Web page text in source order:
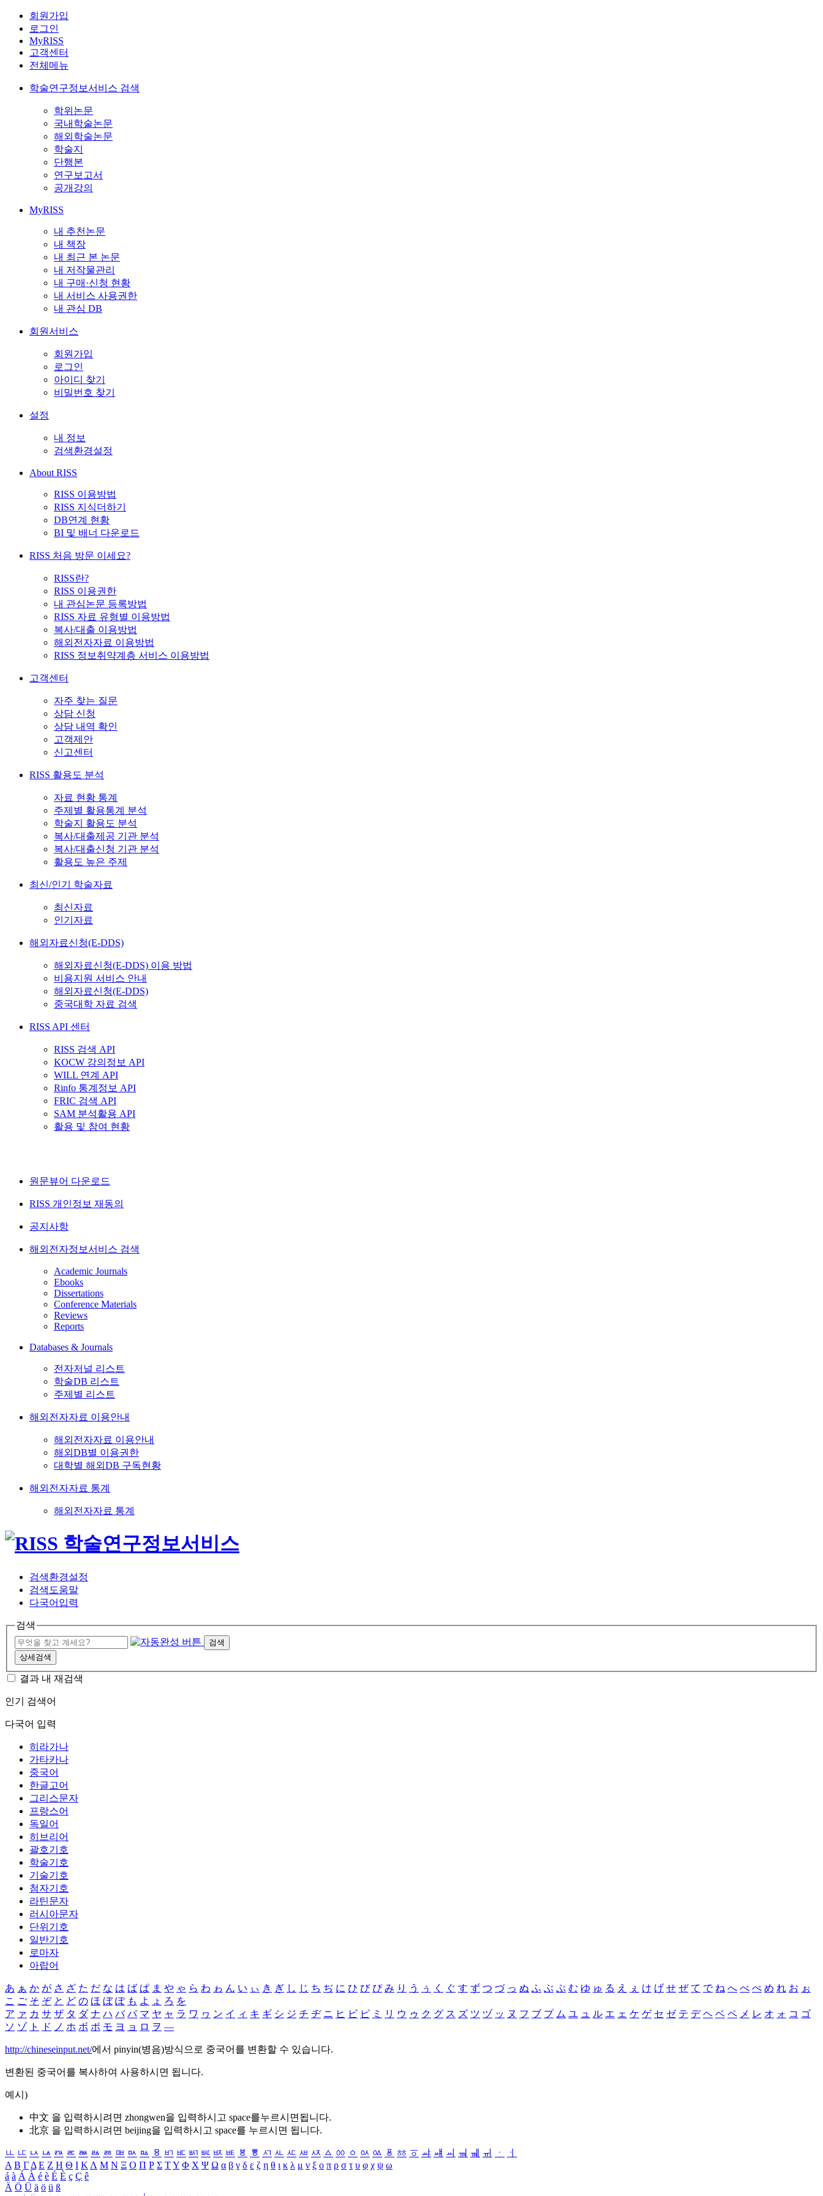
회원가입
로그인
MyRISS
고객센터
전체메뉴
학술연구정보서비스 검색
학위논문
국내학술논문
해외학술논문
학술지
단행본
연구보고서
공개강의
MyRISS
내 추천논문
내 책장
내 최근 본 논문
내 저작물관리
내 구매·신청 현황
내 서비스 사용권한
내 관심 DB
회원서비스
회원가입
로그인
아이디 찾기
비밀번호 찾기
설정
내 정보
검색환경설정
About RISS
RISS 이용방법
RISS 지식더하기
DB연계 현황
BI 및 배너 다운로드
RISS 처음 방문 이세요?
RISS란?
RISS 이용권한
내 관심논문 등록방법
RISS 자료 유형별 이용방법
복사/대출 이용방법
해외전자자료 이용방법
RISS 정보취약계층 서비스 이용방법
고객센터
자주 찾는 질문
상담 신청
상담 내역 확인
고객제안
신고센터
RISS 활용도 분석
자료 현황 통계
주제별 활용통계 분석
학술지 활용도 분석
복사/대출제공 기관 분석
복사/대출신청 기관 분석
활용도 높은 주제
최신/인기 학술자료
최신자료
인기자료
해외자료신청(E-DDS)
해외자료신청(E-DDS) 이용 방법
비용지원 서비스 안내
해외자료신청(E-DDS)
중국대학 자료 검색
RISS API 센터
RISS 검색 API
KOCW 강의정보 API
WILL 연계 API
Rinfo 통계정보 API
FRIC 검색 API
SAM 분석활용 API
활용 및 참여 현황
원문뷰어 다운로드
RISS 개인정보 재동의
공지사항
해외전자정보서비스 검색
Academic Journals
Ebooks
Dissertations
Conference Materials
Reviews
Reports
Databases & Journals
전자저널 리스트
학술DB 리스트
주제별 리스트
해외전자자료 이용안내
해외전자자료 이용안내
해외DB별 이용권한
대학별 해외DB 구독현황
해외전자자료 통계
해외전자자료 통계
검색환경설정
검색도움말
다국어입력
검색
검색
상세검색
결과 내 재검색
인기 검색어
다국어 입력
히라가나
가타카나
중국어
한글고어
그리스문자
프랑스어
독일어
히브리어
괄호기호
학술기호
기술기호
첨자기호
라틴문자
러시아문자
단위기호
일반기호
로마자
아랍어
あ ぁ か が さ ざ た だ な は ば ぱ ま や ゃ ら わ ゎ ん い ぃ き ぎ し じ ち ぢ に ひ び ぴ み り う ぅ く ぐ す ず つ づ っ ぬ ふ ぶ ぷ む ゆ ゅ る え ぇ け げ せ ぜ て で ね へ べ ぺ め れ お ぉ
こ ご そ ぞ と ど の ほ ぼ ぽ も よ ょ ろ を
ア ァ カ サ ザ タ ダ ナ ハ バ パ マ ヤ ャ ラ ワ ヮ ン イ ィ キ ギ シ ジ チ ヂ ニ ヒ ビ ピ ミ リ ウ ゥ ク グ ス ズ ツ ヅ ッ ヌ フ ブ プ ム ユ ュ ル エ ェ ケ ゲ セ ゼ テ デ ヘ ベ ペ メ レ オ ォ コ ゴ
ソ ゾ ト ド ノ ホ ボ ポ モ ヨ ョ ロ ヲ ―
http://chineseinput.net/에서 pinyin(병음)방식으로 중국어를 변환할 수 있습니다.
변환된 중국어를 복사하여 사용하시면 됩니다.
예시)
中文 을 입력하시려면 zhongwen을 입력하시고 space를누르시면됩니다.
北京 을 입력하시려면 beijing을 입력하시고 space를 누르시면 됩니다.
ㅥ ㅦ ㅧ ㅨ ㅩ ㅪ ㅫ ㅬ ㅭ ㅮ ㅯ ㅰ ㅱ ㅲ ㅳ ㅴ ㅵ ㅶ ㅷ ㅸ ㅹ ㅺ ㅻ ㅼ ㅽ ㅾ ㅿ ㆀ ㆁ ㆂ ㆃ ㆄ ㆅ ㆆ ㆇ ㆈ ㆉ ㆊ ㆋ ㆌ ㆍ
ㆎ
Α Β ΓΔ Ε Ζ Η Θ Ι ΚΛ Μ Ν Ξ Ο Π Ρ Σ ΤΥ Φ Χ Ψ Ω α β γ δ ε ζ η θ ι κ λ μ ν ξ ο π ρ σ τ υ φ χ ψ ω
á à Á À é è É È ç Ç ê
Ä Ö Ü ä ö ü ß